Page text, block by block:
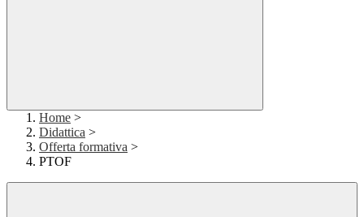
Home >
Didattica >
Offerta formativa >
PTOF